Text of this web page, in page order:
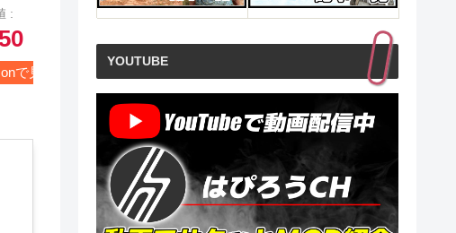
:
で見る
￥194 ￥5,280
YOUTUBE